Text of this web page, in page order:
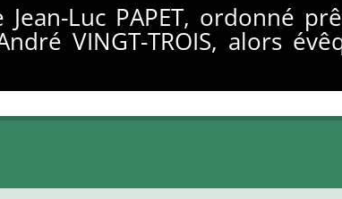
Luc PAPET, ordonné
VINGT-TROIS, alors